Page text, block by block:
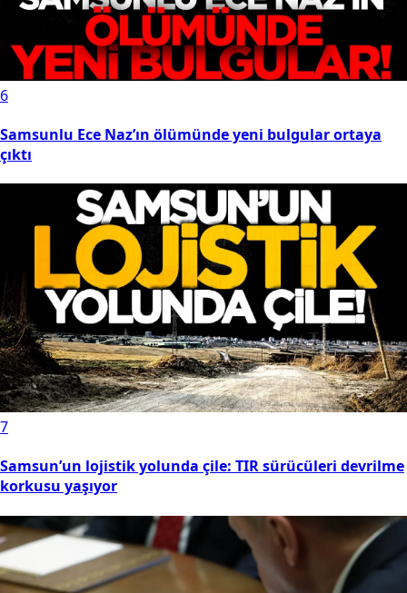
6
Samsunlu Ece Naz’ın ölümünde yeni bulgular ortaya
çıktı
7
Samsun’un lojistik yolunda çile: TIR sürücüleri devrilme
korkusu yaşıyor